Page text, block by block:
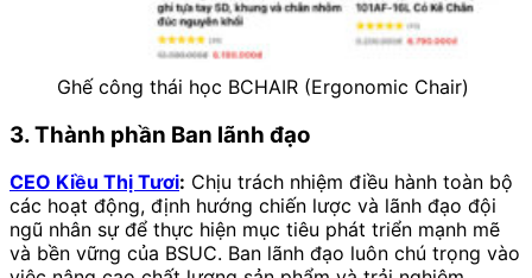
Ghế công thái học BCHAIR (Ergonomic Chair)
3. Thành phần Ban lãnh đạo
CEO Kiều Thị Tươi: Chịu trách nhiệm điều hành toàn bộ
các hoạt động, định hướng chiến lược và lãnh đạo đội
ngũ nhân sự để thực hiện mục tiêu phát triển mạnh mẽ
và bền vững của BSUC. Ban lãnh đạo luôn chú trọng vào